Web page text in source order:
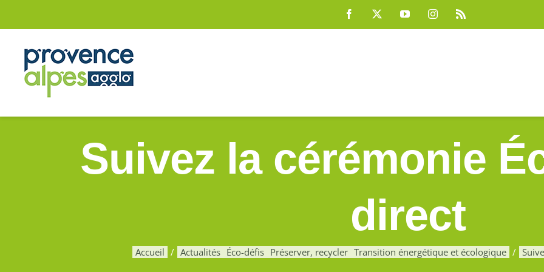
Facebook YouTubeInstagram
Suivez la cérémonie
direct
Accueil Actualités Éco-défis Préserver, recycler Transition énergétique et écologique